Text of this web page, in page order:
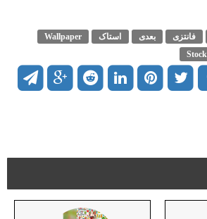
فانتزی بعدی استاک
Wallpaper
Stock